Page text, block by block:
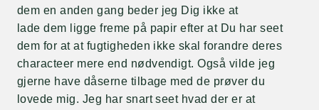
dem en anden gang beder jeg Dig ikke at
lade dem ligge freme på papir efter at Du har seet
dem for at at fugtigheden ikke skal forandre deres
characteer mere end nødvendigt. Også vilde jeg
gjerne have dåserne tilbage med de prøver du
lovede mig. Jeg har snart seet hvad der er at